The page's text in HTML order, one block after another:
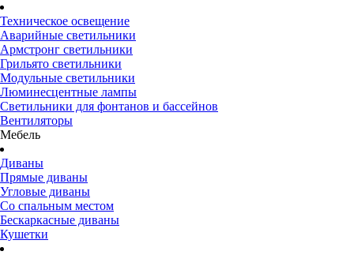
Техническое освещение
Аварийные светильники
Армстронг светильники
Грильято светильники
Модульные светильники
Люминесцентные лампы
Светильники для фонтанов и бассейнов
Вентиляторы
Мебель
Диваны
Прямые диваны
Угловые диваны
Со спальным местом
Бескаркасные диваны
Кушетки